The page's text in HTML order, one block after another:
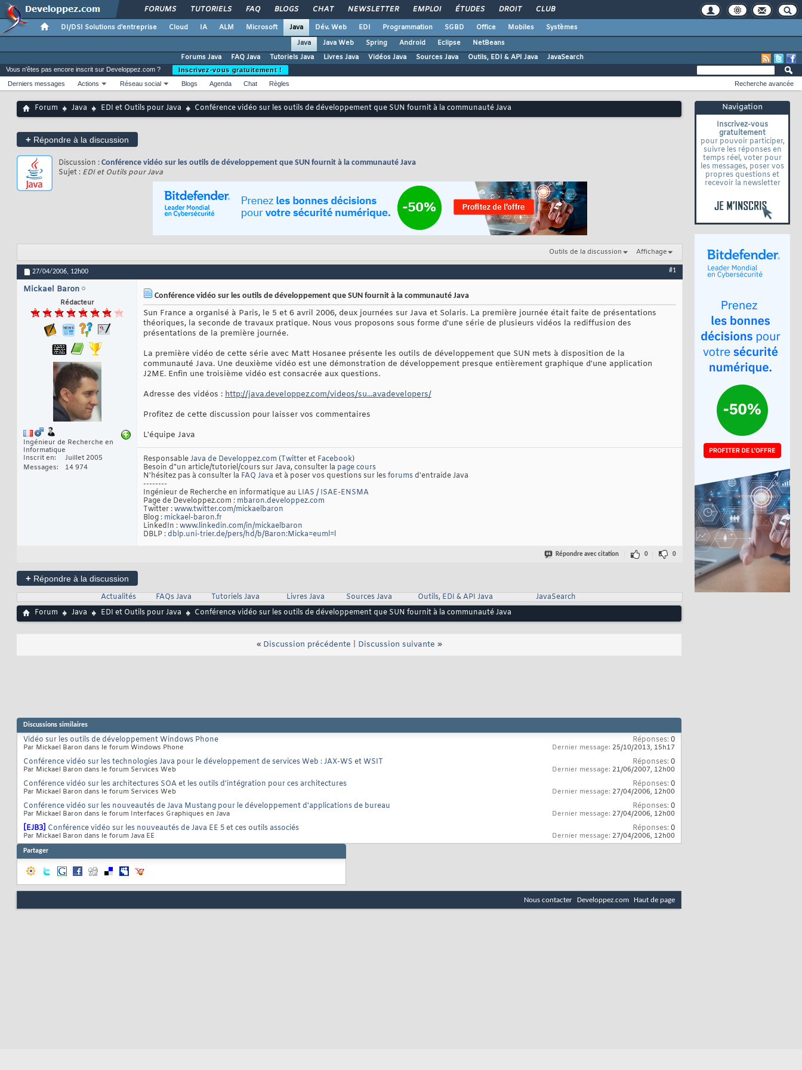
FORUMS TUTORIELS FAQ BLOGS CHAT NEWSLETTER EMPLOI ÉTUDES DROIT CLUB
DI/DSI Solutions d'entreprise Cloud IA ALM Microsoft Java Dév. Web EDI Programmation SGBD Office Mobiles
Systèmes
Java
Java Web Spring Android Eclipse
NetBeans
Forums Java
FAQ Java Tutoriels Java Livres Java Vidéos Java Sources Java Outils, EDI & API Java JavaSearch
Navigation
Inscrivez-vous
gratuitement
pour pouvoir participer,
suivre les réponses en
temps réel, voter pour
les messages, poser vos
propres questions et
recevoir la newsletter
Vous n'êtes pas encore inscrit sur Developpez.com ?
Inscrivez-vous gratuitement !
Derniers messages
Actions Réseau social Blogs Agenda Chat Règles Recherche avancée
Forum Java EDI et Outils pour Java Conférence vidéo sur les outils de développement que SUN fournit à la communauté Java
+ Répondre à la discussion
Discussion : Conférence vidéo sur les outils de développement que SUN fournit à la communauté Java
Sujet : EDI et Outils pour Java
Outils de la discussion Affichage
27/04/2006, 12h00 #1
Mickael Baron
Rédacteur
Ingénieur de Recherche en
Informatique
Inscrit en
Juillet 2005
Messages
14 974
Conférence vidéo sur les outils de développement que SUN fournit à la communauté Java
Sun France a organisé à Paris, le 5 et 6 avril 2006, deux journées sur Java et Solaris. La première journée était faite de présentations
théoriques, la seconde de travaux pratique. Nous vous proposons sous forme d'une série de plusieurs vidéos la rediffusion des
présentations de la première journée.
La première vidéo de cette série avec Matt Hosanee présente les outils de développement que SUN mets à disposition de la
communauté Java. Une deuxième vidéo est une démonstration de développement presque entièrement graphique d'une application
J2ME. Enfin une troisième vidéo est consacrée aux questions.
Adresse des vidéos : http://java.developpez.com/videos/su...avadevelopers/
Profitez de cette discussion pour laisser vos commentaires
L'équipe Java
ResponsableJava de Developpez.com (Twitteret Facebook)
Besoin d"un article/tutoriel/cours sur Java, consulter la page cours
N'hésitez pas à consulter la FAQ Java et à poser vos questions sur lesforums d'entraide Java
--------
Ingénieur de Recherche en informatique au LIAS / ISAE-ENSMA
Page de Developpez.com : mbaron.developpez.com
Twitter :www.twitter.com/mickaelbaron
Blog : mickael-baron.fr
LinkedIn :www.linkedin.com/in/mickaelbaron
DBLP : dblp.uni-trier.de/pers/hd/b/Baron:Micka=euml=l
Répondre avec citation 0 0
+ Répondre à la discussion
Actualités
FAQs Java Tutoriels Java Livres Java Sources Java Outils, EDI & API Java
JavaSearch
Forum
Java EDI et Outils pour Java Conférence vidéo sur les outils de développement que SUN fournit à la communauté Java
« Discussion précédente Discussion suivante »
Discussions similaires
Vidéo sur les outils de développement Windows Phone
Par Mickael Baron dans le forum Windows Phone
Réponses:0
Dernier message: 25/10/2013, 15h17
Conférence vidéo sur les technologies Java pour le développement de services Web : JAX-WS et WSIT
Par Mickael Baron dans le forum Services Web
Réponses:0
Dernier message: 21/06/2007, 12h00
Conférence vidéo sur les architectures SOA et les outils d'intégration pour ces architectures
Par Mickael Baron dans le forum Services Web
Réponses:0
Dernier message: 27/04/2006, 12h00
Conférence vidéo sur les nouveautés de Java Mustang pour le développement d'applications de bureau
Par Mickael Baron dans le forum Interfaces Graphiques en Java
Réponses:0
Dernier message: 27/04/2006, 12h00
[EJB3] Conférence vidéo sur les nouveautés de Java EE 5 et ces outils associés
Par Mickael Baron dans le forum Java EE
Réponses:0
Dernier message: 27/04/2006, 12h00
Partager
Nous contacter Developpez.com Haut de page